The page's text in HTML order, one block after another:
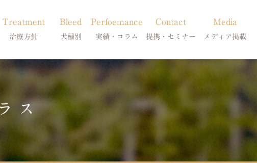
膚病
Treatment
治療方針
・食事療法
Bleed
犬種別
柴犬の皮膚病
シーズーの皮膚病
フレンチブルドッグの皮膚病
トイプードルの皮膚病
Perfoemance
実績・コラム
症状別
コラム「皮膚科のいろは」
Contact
提携・セミナー
診療提携・セミナー開催
Media
メディア掲載
ス